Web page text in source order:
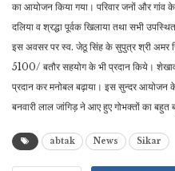
का आयोजन किया गया। परिवार जनों और गांव के
दलिया व श्रद्धा पूर्वक खिलाया तथा सभी
इस अवसर पर स्व. जेठू सिंह के सुपुत्र श्री अमर
5100/ बतौर सहयोग के भी प्रदान किये। शेखावत
प्रदान कर मनोबल बढ़ाया। इस सुन्दर आयोजन
बनवारी लाल जांगिड़ ने आए हुए गोभक्तों का
abtak News Sikar